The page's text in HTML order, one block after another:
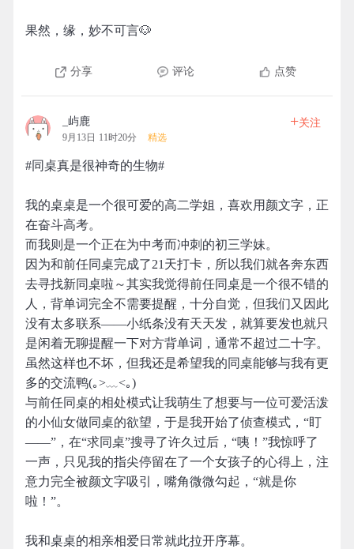
果然，缘，妙不可言🐶
分享 评论 点赞
_屿鹿
9月13日 11时20分 精选
+关注
#同桌真是很神奇的生物#
我的桌桌是一个很可爱的高二学姐，喜欢用颜文字，正
在奋斗高考。
而我则是一个正在为中考而冲刺的初三学妹。
因为和前任同桌完成了21天打卡，所以我们就各奔东西
去寻找新同桌啦～其实我觉得前任同桌是一个很不错的
人，背单词完全不需要提醒，十分自觉，但我们又因此
没有太多联系——小纸条没有天天发，就算要发也就只
是闲着无聊提醒一下对方背单词，通常不超过二十字。
虽然这样也不坏，但我还是希望我的同桌能够与我有更
多的交流鸭(｡>﹏<｡)
与前任同桌的相处模式让我萌生了想要与一位可爱活泼
的小仙女做同桌的欲望，于是我开始了侦查模式，“盯
——”，在“求同桌”搜寻了许久过后，“咦！”我惊呼了
一声，只见我的指尖停留在了一个女孩子的心得上，注
意力完全被颜文字吸引，嘴角微微勾起，“就是你
啦！”。
我和桌桌的相亲相爱日常就此拉开序幕。